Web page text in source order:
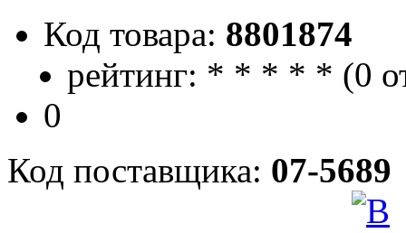
Код товара: 8801874
рейтинг: * * * * * (0
0
Код поставщика: 07-5689